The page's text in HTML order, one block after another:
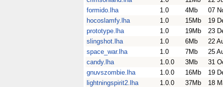
formido.lha
1.0 4Mb
07
hocoslamfy.lha
1.0 15Mb
19
prototype.lha
1.0 19Mb
23
slingshot.lha
1.0 6Mb
22
space_war.lha
1.0 7Mb
25
candy.lha
1.0.0 3Mb
31
gnuvszombie.lha
1.0.0 16Mb
19
lightningspirit2.lha
1.0.0 37Mb
18